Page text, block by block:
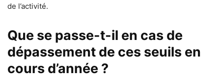
de l’activité.
Que se passe-t-il en cas de
dépassement de ces seuils en
cours d’année ?